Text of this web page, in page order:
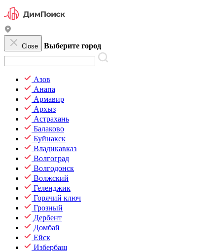
Close Выберите город
Азов
Анапа
Армавир
Архыз
Астрахань
Балаково
Буйнакск
Владикавказ
Волгоград
Волгодонск
Волжский
Геленджик
Горячий ключ
Грозный
Дербент
Домбай
Ейск
Избербаш